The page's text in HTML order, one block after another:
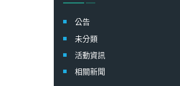
公告
未分類
活動資訊
相關新聞